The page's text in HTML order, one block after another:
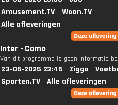
Amusement.TV
Woon.TV
Alle afleveringen
Inter - Como
Van dit programma is geen informatie
23-05-2025 23:45 Ziggo
Sporten.TV
Alle afleveringen